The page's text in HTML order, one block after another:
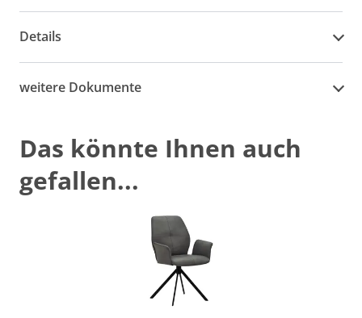
Details
weitere Dokumente
Das könnte Ihnen auch
gefallen...